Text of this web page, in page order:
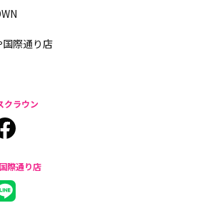
国際通り店
クラウン
際通り店